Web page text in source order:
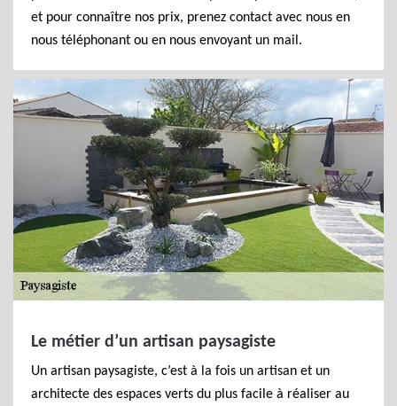
et pour connaître nos prix, prenez contact avec nous en
nous téléphonant ou en nous envoyant un mail.
Le métier d’un artisan paysagiste
Un artisan paysagiste, c’est à la fois un artisan et un
architecte des espaces verts du plus facile à réaliser au